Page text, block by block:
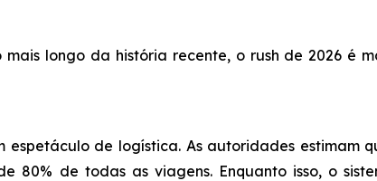
longo da história recente, o rush de 2026 é
espetáculo de logística. As autoridades
80% de todas as viagens. Enquanto isso, o